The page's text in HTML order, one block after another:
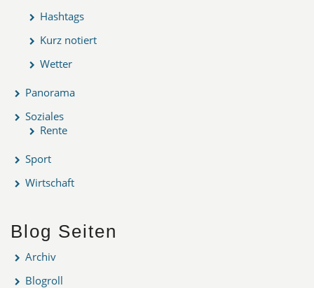
Hashtags
Kurz notiert
Wetter
Panorama
Soziales
Rente
Sport
Wirtschaft
Blog Seiten
Archiv
Blogroll